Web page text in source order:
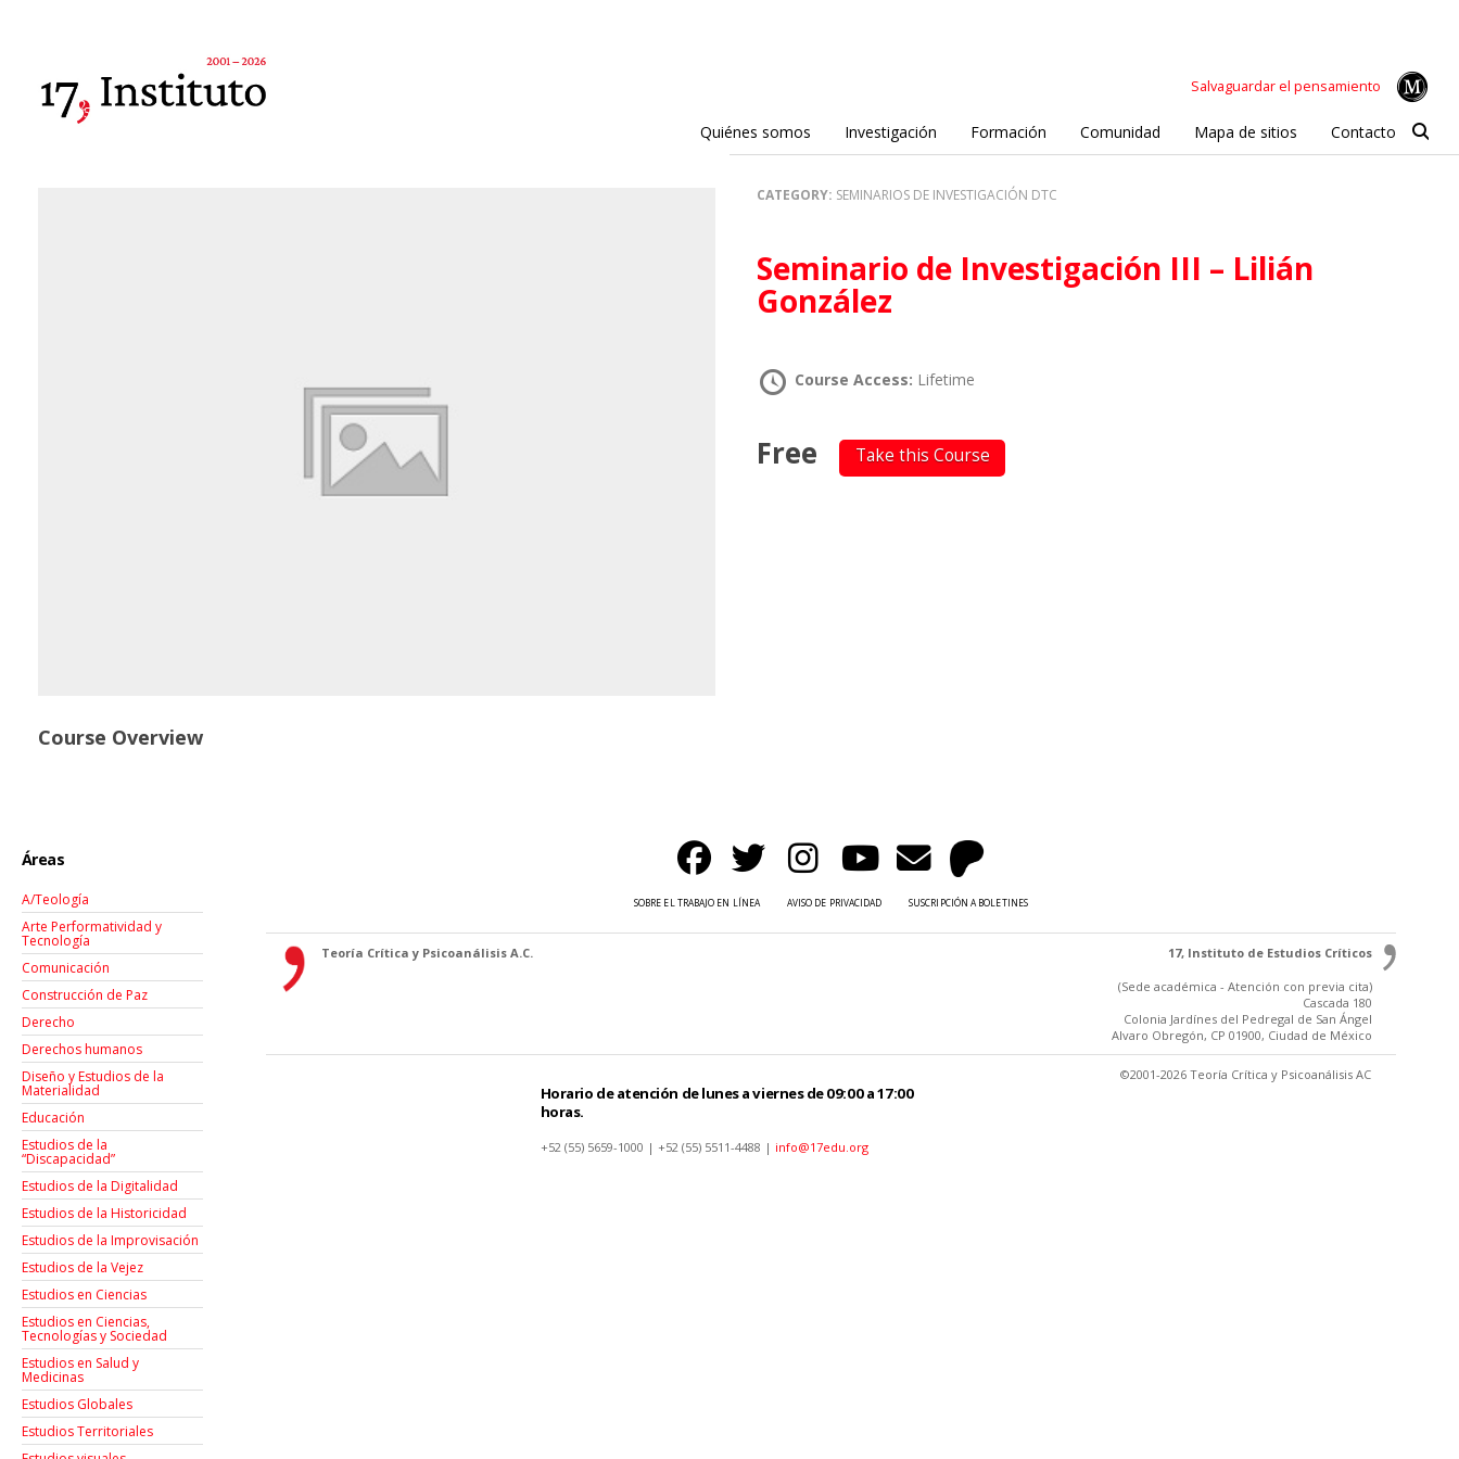
Salvaguardar el pensamiento
Quiénes somos Investigación Formación Comunidad Mapa de sitios Contacto
CATEGORY: SEMINARIOS DE INVESTIGACIÓN DTC
Seminario de Investigación III – Lilián
González
Course Access: Lifetime
Free Take this Course
Course Overview
Áreas
A/Teología
Arte Performatividad y
Tecnología
Comunicación
Construcción de Paz
Derecho
Derechos humanos
Diseño y Estudios de la
Materialidad
Educación
Estudios de la
“Discapacidad”
Estudios de la Digitalidad
Estudios de la Historicidad
Estudios de la Improvisación
Estudios de la Vejez
Estudios en Ciencias
Estudios en Ciencias,
Tecnologías y Sociedad
Estudios en Salud y
Medicinas
Estudios Globales
Estudios Territoriales
SOBRE EL TRABAJO EN LÍNEA AVISO DE PRIVACIDAD SUSCRIPCIÓN A BOLETINES
Teoría Crítica y Psicoanálisis A.C. 17, Instituto de Estudios Críticos
(Sede académica - Atención con previa cita)
Cascada 180
Colonia Jardínes del Pedregal de San Ángel
Alvaro Obregón, CP 01900, Ciudad de México
Horario de atención de lunes a viernes de 09:00 a 17:00
horas.
+52 (55) 5659-1000 | +52 (55) 5511-4488 | info@17edu.org
©2001-2026 Teoría Crítica y Psicoanálisis AC